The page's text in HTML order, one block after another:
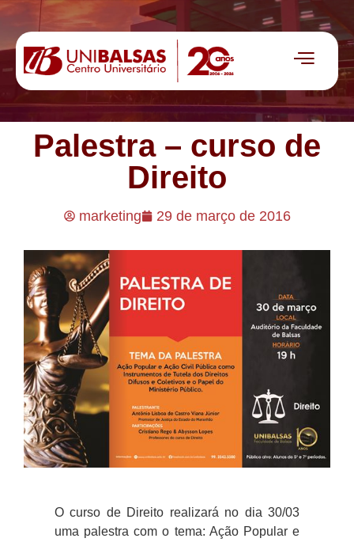
Palestra – curso de
Direito
marketing 29 de março de 2016
O curso de Direito realizará no dia 30/03
uma palestra com o tema: Ação Popular e